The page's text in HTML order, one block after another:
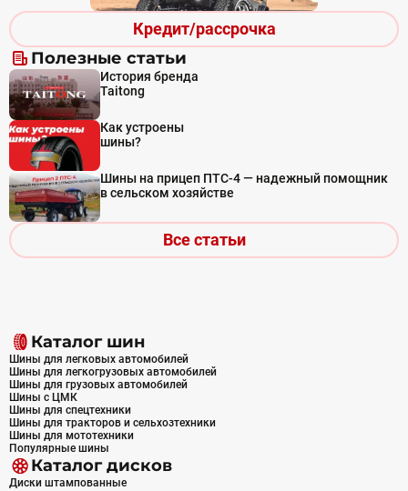
Кредит/рассрочка
Полезные статьи
История бренда
Taitong
Как устроены
шины?
Шины на прицеп ПТС-4 — надежный помощник
в сельском хозяйстве
Все статьи
Каталог шин
Шины для легковых автомобилей
Шины для легкогрузовых автомобилей
Шины для грузовых автомобилей
Шины с ЦМК
Шины для спецтехники
Шины для тракторов и сельхозтехники
Шины для мототехники
Популярные шины
Каталог дисков
Диски штампованные